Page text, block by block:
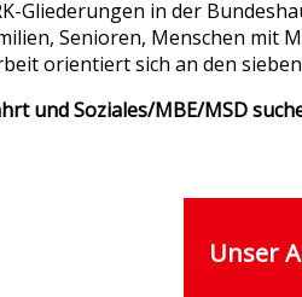
Gliederungen in der
Senioren, Menschen mit
orientiert sich an den
und Soziales/MBE/MSD
Unser